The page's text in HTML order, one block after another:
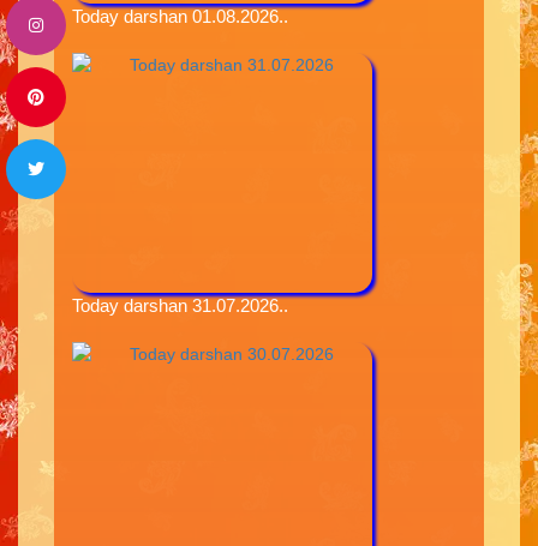
Today darshan 01.08.2026..
Today darshan 31.07.2026..